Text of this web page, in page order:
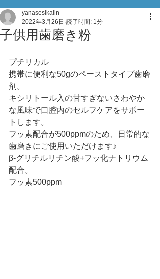
子供用歯磨き粉
yanasesikaiin
2022年3月26日 読了時間: 1分
プチリカル
携帯に便利な50gのペーストタイプ歯磨
剤。
キシリトール入の甘すぎないさわやか
な風味で口腔内のセルフケアをサポー
トします。
フッ素配合が500ppmのため、日常的な
歯磨きにご使用いただけます♪
β-グリチルリチン酸+フッ化ナトリウム
配合。
フッ素500ppm